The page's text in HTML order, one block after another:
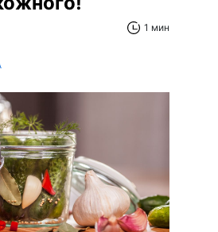
1 мин